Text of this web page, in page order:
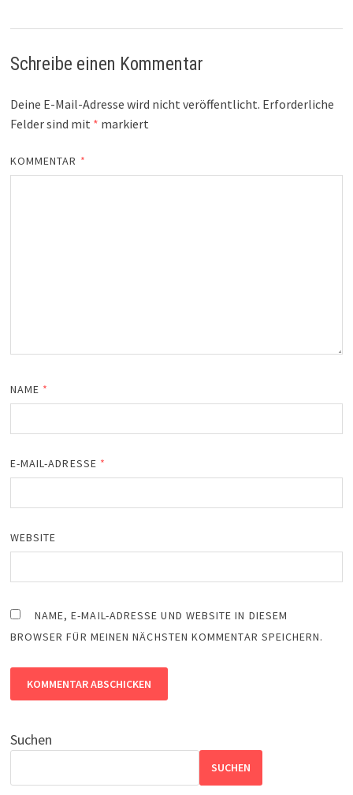
Schreibe einen Kommentar
Deine E-Mail-Adresse wird nicht veröffentlicht. Erforderliche
Felder sind mit * markiert
KOMMENTAR *
NAME *
E-MAIL-ADRESSE *
WEBSITE
NAME, E-MAIL-ADRESSE UND WEBSITE IN DIESEM
BROWSER FÜR MEINEN NÄCHSTEN KOMMENTAR SPEICHERN.
Suchen
SUCHEN